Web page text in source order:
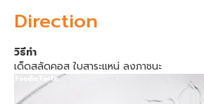
Direction
วิธีทำ
เด็ดสลัดคอส ใบสาระแหน่ ลงภาชนะ